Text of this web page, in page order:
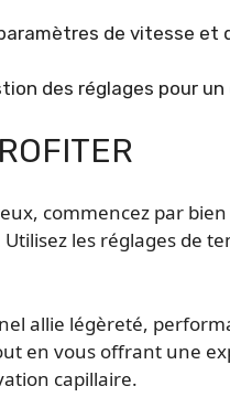
de vitesse et
des réglages pour
commencez par
les réglages
allie légèreté,
en vous offrant une
capillaire.